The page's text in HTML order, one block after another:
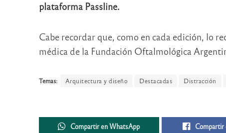
plataforma Passline.
Cabe recordar que, como en cada edición, lo
médica de la Fundación Oftalmológica
Temas: Arquitectura y diseño Destacadas Distracción
Compartir en WhatsApp Compartir